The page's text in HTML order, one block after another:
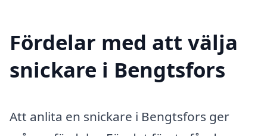
Fördelar med att välja
snickare i Bengtsfors
Att anlita en snickare i Bengtsfors ger